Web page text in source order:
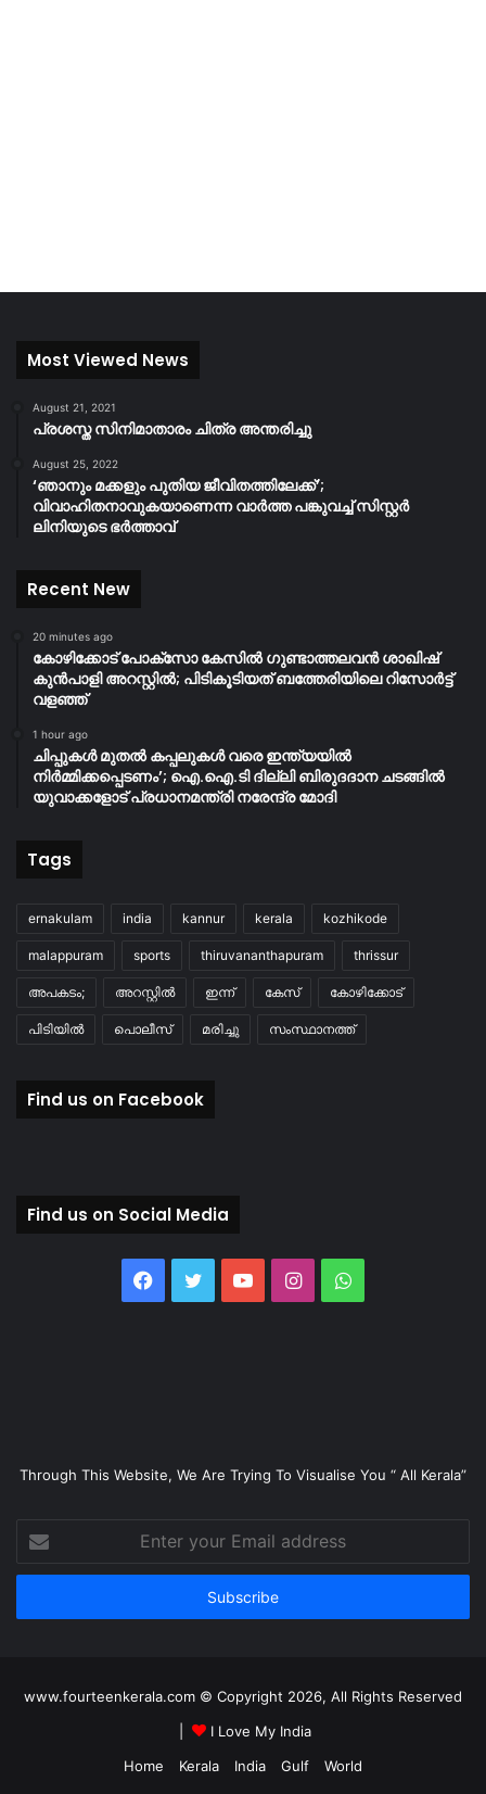
Most Viewed News
August 21, 2021
പ്രശസ്ത സിനിമാതാരം ചിത്ര അന്തരിച്ചു
August 25, 2022
‘ഞാനും മക്കളും പുതിയ ജീവിതത്തിലേക്ക്’;
വിവാഹിതനാവുകയാണെന്ന വാർത്ത പങ്കുവച്ച് സിസ്റ്റർ
ലിനിയുടെ ഭർത്താവ്
Recent New
20 minutes ago
കോഴിക്കോട് പോക്സോ കേസിൽ ഗുണ്ടാത്തലവൻ ശാഖിഷ്
കുൻപാളി അറസ്റ്റിൽ; പിടികൂടിയത് ബത്തേരിയിലെ റിസോർട്ട്
വളഞ്ഞ്
1 hour ago
ചിപ്പുകൾ മുതൽ കപ്പലുകൾ വരെ ഇന്ത്യയിൽ
നിർമ്മിക്കപ്പെടണം’; ഐ.ഐ.ടി ദില്ലി ബിരുദദാന ചടങ്ങിൽ
യുവാക്കളോട് പ്രധാനമന്ത്രി നരേന്ദ്ര മോദി
Tags
ernakulam india kannur kerala kozhikode
malappuram sports thiruvananthapuram thrissur
അപകടം; അറസ്റ്റിൽ ഇന്ന് കേസ് കോഴിക്കോട്
പിടിയിൽ പൊലീസ് മരിച്ചു സംസ്ഥാനത്ത്
Find us on Facebook
Find us on Social Media
Facebook
TwitterYouTubeInstagramWhatsApp
Through This Website, We Are Trying To Visualise You “ All Kerala”
your
Email
www.fourteenkerala.com © Copyright 2026, All Rights Reserved
I Love My India
Home
Kerala India Gulf World